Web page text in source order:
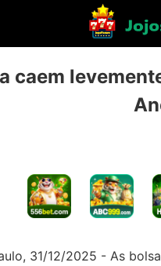
caem
31/12/2025 - As